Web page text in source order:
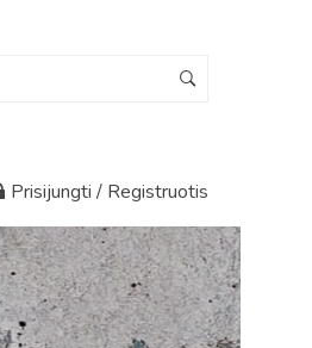
Prisijungti / Registruotis